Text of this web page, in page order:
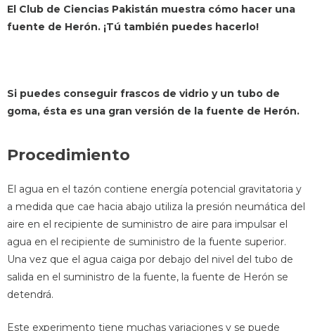
El Club de Ciencias Pakistán muestra cómo hacer una
fuente de Herón. ¡Tú también puedes hacerlo!
Si puedes conseguir frascos de vidrio y un tubo de
goma, ésta es una gran versión de la fuente de Herón.
Procedimiento
El agua en el tazón contiene energía potencial gravitatoria y
a medida que cae hacia abajo utiliza la presión neumática del
aire en el recipiente de suministro de aire para impulsar el
agua en el recipiente de suministro de la fuente superior.
Una vez que el agua caiga por debajo del nivel del tubo de
salida en el suministro de la fuente, la fuente de Herón se
detendrá.
Este experimento tiene muchas variaciones y se puede